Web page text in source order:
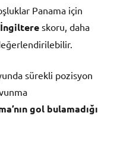
Panama için
skoru, daha
sürekli pozisyon
gol bulamadığı